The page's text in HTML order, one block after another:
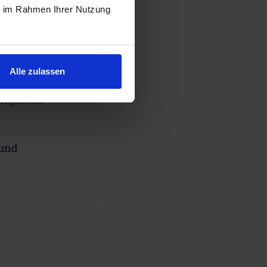
Rahmen Ihrer Nutzung
Alle zulassen